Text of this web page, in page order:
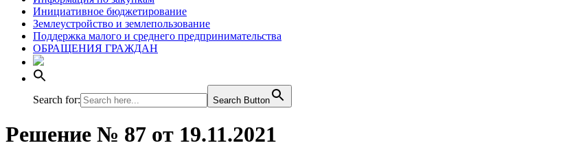
Инициативное бюджетирование
Землеустройство и землепользование
Поддержка малого и среднего предпринимательства
ОБРАЩЕНИЯ ГРАЖДАН
Search for: Search Button
Решение № 87 от 19.11.2021